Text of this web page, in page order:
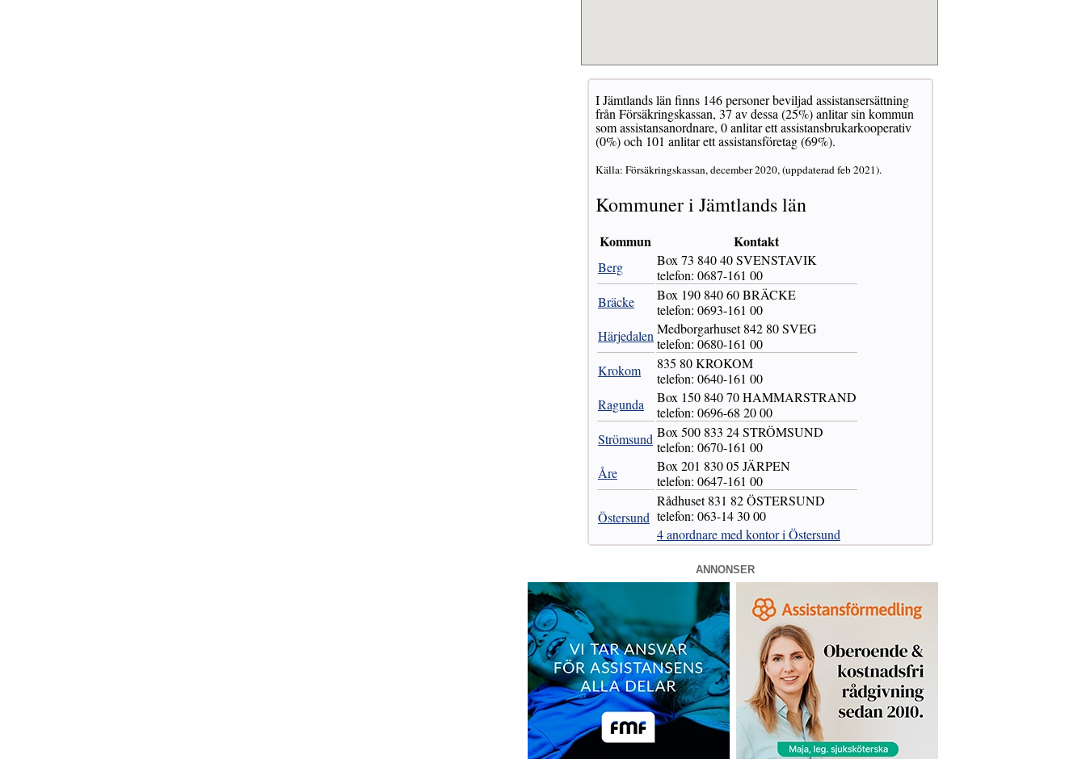
I Jämtlands län finns 146 personer beviljad assistansersättning
från Försäkringskassan, 37 av dessa (25%) anlitar sin kommun
som assistansanordnare, 0 anlitar ett assistansbrukarkooperativ
(0%) och 101 anlitar ett assistansföretag (69%).
Källa: Försäkringskassan, december 2020, (uppdaterad feb 2021).
Kommuner i Jämtlands län
Kommun Kontakt
Berg
Box 73 840 40 SVENSTAVIK
telefon: 0687-161 00
Bräcke
Box 190 840 60 BRÄCKE
telefon: 0693-161 00
Härjedalen Medborgarhuset 842 80 SVEG
telefon: 0680-161 00
Krokom
835 80 KROKOM
telefon: 0640-161 00
Ragunda
Box 150 840 70 HAMMARSTRAND
telefon: 0696-68 20 00
Strömsund Box 500 833 24 STRÖMSUND
telefon: 0670-161 00
Åre
Box 201 830 05 JÄRPEN
telefon: 0647-161 00
Östersund
Rådhuset 831 82 ÖSTERSUND
telefon: 063-14 30 00
4 anordnare med kontor i Östersund
ANNONSER